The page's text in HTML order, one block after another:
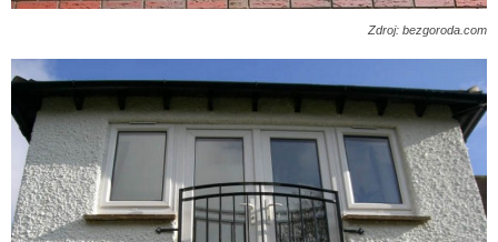
Zdroj: bezgoroda.com